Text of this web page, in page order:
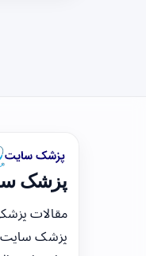
پزشک
مقالات
پزشک